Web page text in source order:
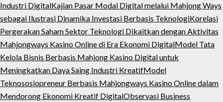
Industri DigitalKajian Pasar Modal Digital melalui Mahjong Ways
sebagai Ilustrasi Dinamika Investasi Berbasis TeknologiKorelasi
Pergerakan Saham Sektor Teknologi Dikaitkan dengan Aktivitas
Mahjongways Kasino Online di Era Ekonomi DigitalModel Tata
Kelola Bisnis Berbasis Mahjong Kasino Digital untuk
Meningkatkan Daya Saing Industri KreatifModel
Teknososiopreneur Berbasis Mahjongways Kasino Online dalam
Mendorong Ekonomi Kreatif DigitalObservasi Business